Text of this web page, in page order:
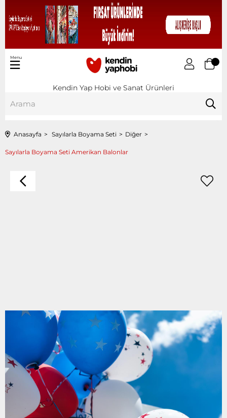
Kendin Yap Hobi ve Sanat Ürünleri
Menu
Anasayfa Sayılarla Boyama Seti Diğer
Sayılarla Boyama Seti Amerikan Balonlar